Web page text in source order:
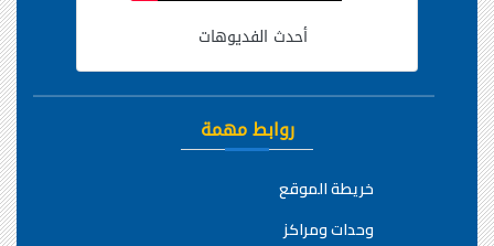
أحدث الفديوهات
روابط مهمة
خريطة الموقع
وحدات ومراكز